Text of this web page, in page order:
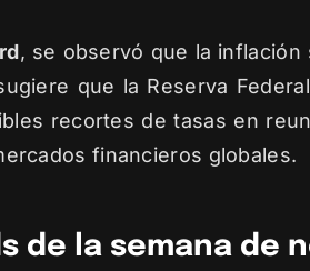
, se observó que la
que la Reserva
recortes de tasas en
financieros globales.
de la semana de